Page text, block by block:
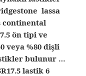
lassa
continental
ön tipi ve
veya %80 dişli
bulunur …
lastik 6